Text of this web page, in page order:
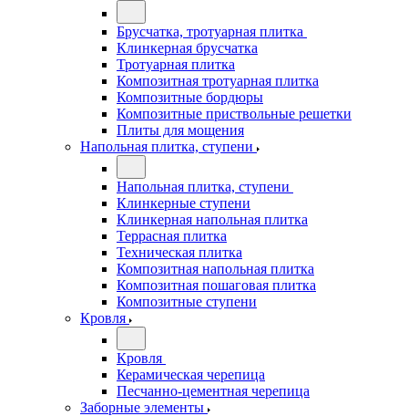
Брусчатка, тротуарная плитка
Клинкерная брусчатка
Тротуарная плитка
Композитная тротуарная плитка
Композитные бордюры
Композитные приствольные решетки
Плиты для мощения
Напольная плитка, ступени
Напольная плитка, ступени
Клинкерные ступени
Клинкерная напольная плитка
Террасная плитка
Техническая плитка
Композитная напольная плитка
Композитная пошаговая плитка
Композитные ступени
Кровля
Кровля
Керамическая черепица
Песчанно-цементная черепица
Заборные элементы